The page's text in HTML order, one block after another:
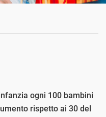
ogni 100 bambini
rispetto ai 30 del